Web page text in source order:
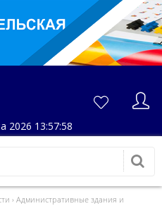
2026 13:57:58
› Административные здания и